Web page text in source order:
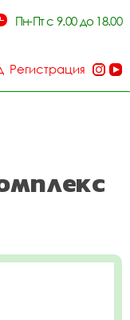
Пн-Пт с 9.00 до 18.00
Регистрация